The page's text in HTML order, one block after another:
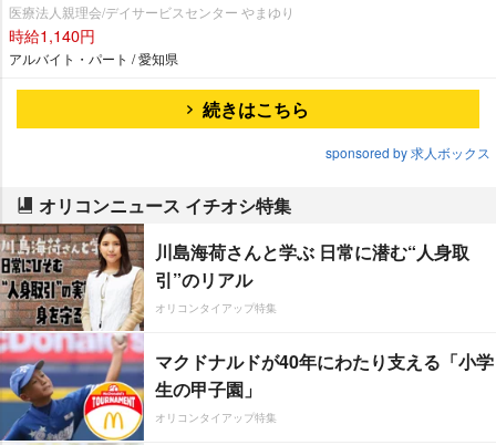
医療法人親理会/デイサービスセンター やまゆり
時給1,140円
アルバイト・パート / 愛知県
続きはこちら
sponsored by 求人ボックス
オリコンニュース イチオシ特集
川島海荷さんと学ぶ 日常に潜む“人身取
引”のリアル
オリコンタイアップ特集
マクドナルドが40年にわたり支える「小学
生の甲子園」
オリコンタイアップ特集